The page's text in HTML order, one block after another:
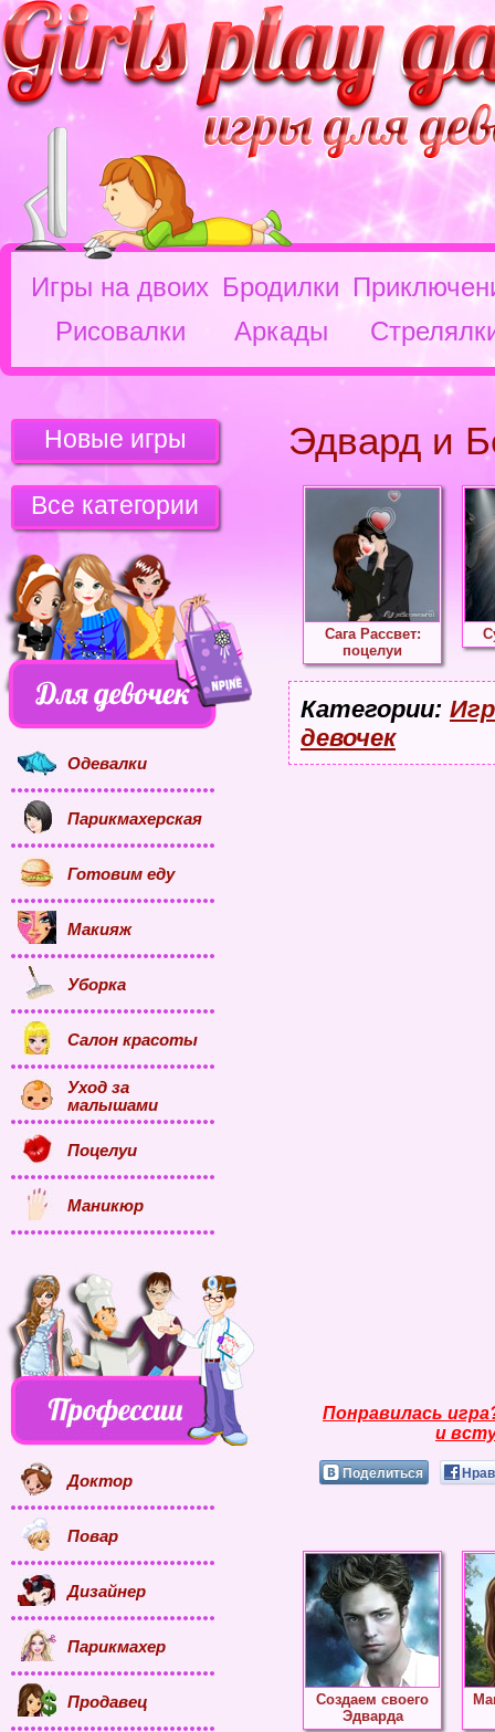
Игры на двоих Бродилки
Рисовалки
Аркады
Эдвард и
Сага Рассвет:
поцелуи
Категории:
девочек
Понравилась
и
Поделиться
Создаем своего
Эдварда
Новые игры
Все категории
Одевалки
Парикмахерская
Готовим еду
Макияж
Уборка
Салон красоты
Уход за
малышами
Поцелуи
Маникюр
Доктор
Повар
Дизайнер
Парикмахер
Продавец